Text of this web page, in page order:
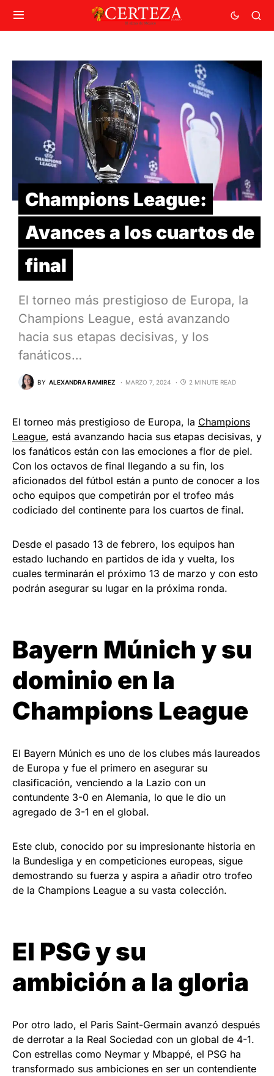
Champions League:
Avances a los cuartos de
final
El torneo más prestigioso de Europa, la
Champions League, está avanzando
hacia sus etapas decisivas, y los
fanáticos…
BY ALEXANDRA RAMIREZ MARZO 7, 2024 2 MINUTE READ
El torneo más prestigioso de Europa, la Champions
League, está avanzando hacia sus etapas decisivas, y
los fanáticos están con las emociones a flor de piel.
Con los octavos de final llegando a su fin, los
aficionados del fútbol están a punto de conocer a los
ocho equipos que competirán por el trofeo más
codiciado del continente para los cuartos de final.
Desde el pasado 13 de febrero, los equipos han
estado luchando en partidos de ida y vuelta, los
cuales terminarán el próximo 13 de marzo y con esto
podrán asegurar su lugar en la próxima ronda.
Bayern Múnich y su
dominio en la
Champions League
El Bayern Múnich es uno de los clubes más laureados
de Europa y fue el primero en asegurar su
clasificación, venciendo a la Lazio con un
contundente 3-0 en Alemania, lo que le dio un
agregado de 3-1 en el global.
Este club, conocido por su impresionante historia en
la Bundesliga y en competiciones europeas, sigue
demostrando su fuerza y aspira a añadir otro trofeo
de la Champions League a su vasta colección.
El PSG y su
ambición a la gloria
Por otro lado, el Paris Saint-Germain avanzó después
de derrotar a la Real Sociedad con un global de 4-1.
Con estrellas como Neymar y Mbappé, el PSG ha
transformado sus ambiciones en ser un contendiente